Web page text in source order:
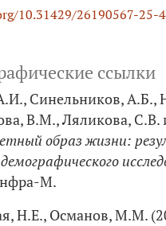
10.31429/26190567-25-
ссылки
Синельников, А.Б.,
В.М., Ляликова, С.В.
образ жизни:
М.
Н.Е., Османов, М.М.